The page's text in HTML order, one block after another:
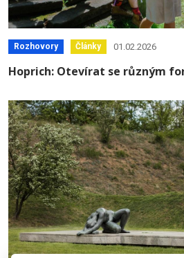
Rozhovory Články 01.02.2026
Hoprich: Otevírat se různým